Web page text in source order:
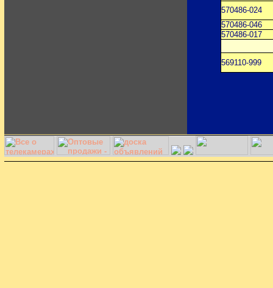
570486-024
570486-046
570486-017
569110-999